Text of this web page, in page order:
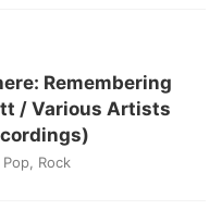
Remembering
/ Various Artists
Pop Rock